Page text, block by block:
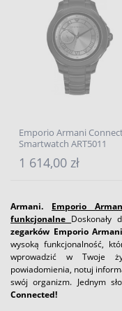
Emporio Armani
Smartwatch ART5011
1 614,00 zł
Armani. Emporio
funkcjonalne
zegarków Emporio
wysoką funkcjonalność,
wprowadzić w Twoje
powiadomienia, notuj
swój organizm. Jednym
Connected!